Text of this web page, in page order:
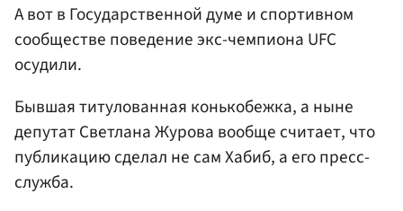
А вот в Государственной думе и спортивном
сообществе поведение экс-чемпиона UFC
осудили.
Бывшая титулованная конькобежка, а ныне
депутат Светлана Журова вообще считает, что
публикацию сделал не сам Хабиб, а его пресс-
служба.